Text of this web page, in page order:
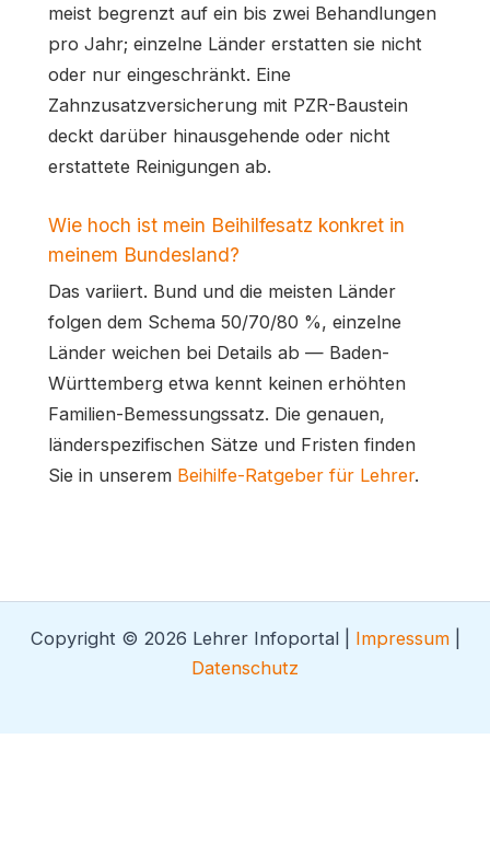
meist begrenzt auf ein bis zwei Behandlungen
pro Jahr; einzelne Länder erstatten sie nicht
oder nur eingeschränkt. Eine
Zahnzusatzversicherung mit PZR-Baustein
deckt darüber hinausgehende oder nicht
erstattete Reinigungen ab.
Wie hoch ist mein Beihilfesatz konkret in
meinem Bundesland?
Das variiert. Bund und die meisten Länder
folgen dem Schema 50/70/80 %, einzelne
Länder weichen bei Details ab — Baden-
Württemberg etwa kennt keinen erhöhten
Familien-Bemessungssatz. Die genauen,
länderspezifischen Sätze und Fristen finden
Sie in unserem Beihilfe-Ratgeber für Lehrer.
Copyright © 2026 Lehrer Infoportal | Impressum|
Datenschutz